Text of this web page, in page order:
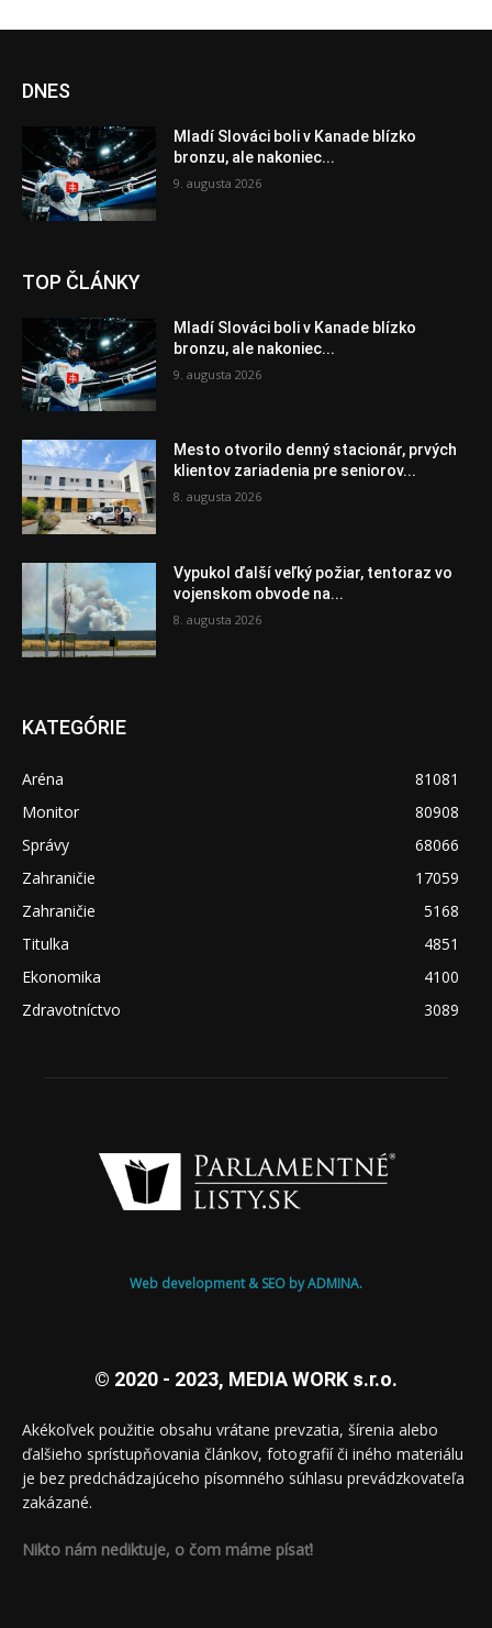
DNES
Mladí Slováci boli v Kanade blízko
bronzu, ale nakoniec...
9. augusta 2026
TOP ČLÁNKY
Mladí Slováci boli v Kanade blízko
bronzu, ale nakoniec...
9. augusta 2026
Mesto otvorilo denný stacionár, prvých
klientov zariadenia pre seniorov...
8. augusta 2026
Vypukol ďalší veľký požiar, tentoraz vo
vojenskom obvode na...
8. augusta 2026
KATEGÓRIE
Aréna
81081
Monitor
80908
Správy
68066
Zahraničie
17059
Zahraničie
5168
Titulka
4851
Ekonomika
4100
Zdravotníctvo
3089
Web development & SEO by ADMINA.
© 2020 - 2023, MEDIA WORK s.r.o.
Akékoľvek použitie obsahu vrátane prevzatia, šírenia alebo
ďalšieho sprístupňovania článkov, fotografií či iného materiálu
je bez predchádzajúceho písomného súhlasu prevádzkovateľa
zakázané.
Nikto nám nediktuje, o čom máme písať!